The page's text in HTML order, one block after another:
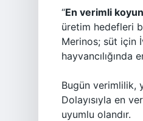
“En verimli
üretim hedefleri
Merinos; süt için
Bugün verimlilik,
Dolayısıyla en
uyumlu olandır.